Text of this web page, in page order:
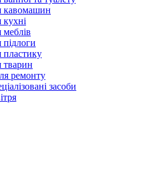
кавомашин
кухні
меблів
підлоги
пластику
тварин
ремонту
засоби